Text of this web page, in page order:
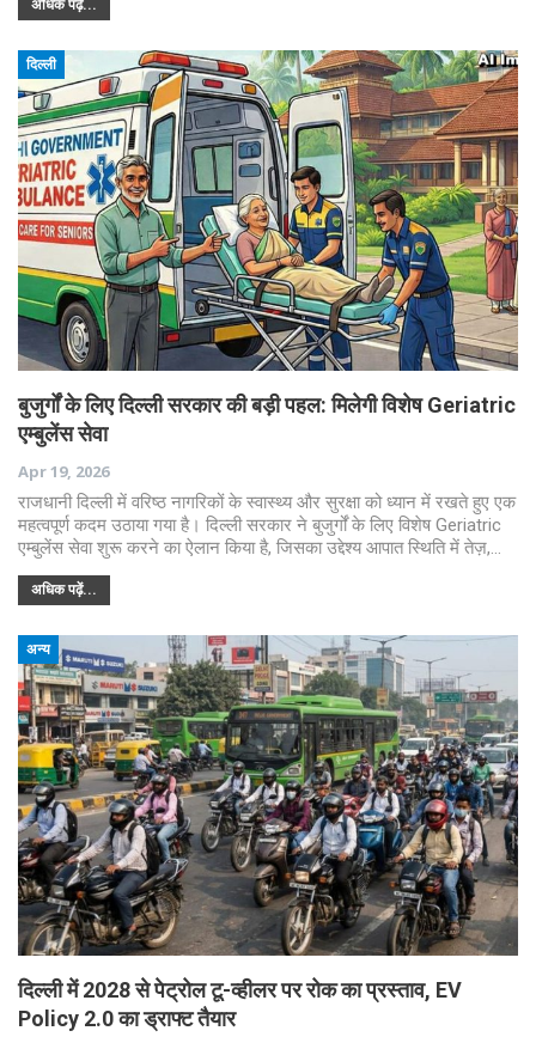
अधिक पढ़ें...
दिल्ली
बुजुर्गों के लिए दिल्ली सरकार की बड़ी पहल: मिलेगी विशेष Geriatric
एम्बुलेंस सेवा
Apr 19, 2026
राजधानी दिल्ली में वरिष्ठ नागरिकों के स्वास्थ्य और सुरक्षा को ध्यान में रखते हुए एक
महत्वपूर्ण कदम उठाया गया है। दिल्ली सरकार ने बुजुर्गों के लिए विशेष Geriatric
एम्बुलेंस सेवा शुरू करने का ऐलान किया है, जिसका उद्देश्य आपात स्थिति में तेज़,…
अधिक पढ़ें...
अन्य
दिल्ली में 2028 से पेट्रोल टू-व्हीलर पर रोक का प्रस्ताव, EV
Policy 2.0 का ड्राफ्ट तैयार